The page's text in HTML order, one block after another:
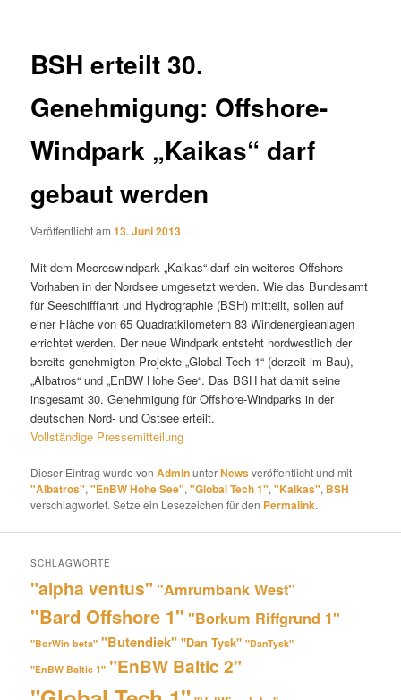
BSH erteilt 30.
Genehmigung: Offshore-
Windpark „Kaikas“ darf
gebaut werden
Veröffentlicht am13. Juni 2013
Mit dem Meereswindpark „Kaikas“ darf ein weiteres Offshore-
Vorhaben in der Nordsee umgesetzt werden. Wie das Bundesamt
für Seeschifffahrt und Hydrographie (BSH) mitteilt, sollen auf
einer Fläche von 65 Quadratkilometern 83 Windenergieanlagen
errichtet werden. Der neue Windpark entsteht nordwestlich der
bereits genehmigten Projekte „Global Tech 1“ (derzeit im Bau),
„Albatros“ und „EnBW Hohe See“. Das BSH hat damit seine
insgesamt 30. Genehmigung für Offshore-Windparks in der
deutschen Nord- und Ostsee erteilt.
Vollständige Pressemitteilung
Dieser Eintrag wurde vonAdminunterNewsveröffentlicht und mit
"Albatros","EnBW Hohe See","Global Tech 1","Kaikas", BSH
verschlagwortet. Setze ein Lesezeichen für den Permalink.
SCHLAGWORTE
"alpha ventus" "Amrumbank West"
"Bard Offshore 1" "Borkum Riffgrund 1"
"BorWin beta" "Butendiek" "Dan Tysk" "DanTysk"
"EnBW Baltic 1" "EnBW Baltic 2"